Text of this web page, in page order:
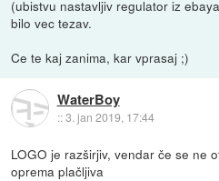
(ubistvu nastavljiv regulator iz
bilo vec tezav.
Ce te kaj zanima, kar vprasaj ;)
WaterBoy
::3. jan 2019, 17:44
LOGO je razširjiv, vendar če se ne
oprema plačljiva